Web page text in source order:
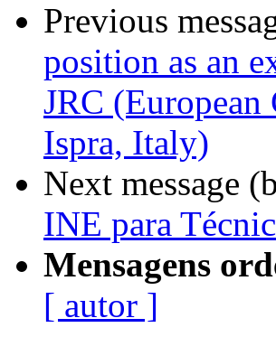
Previous
position as an
JRC (European
Ispra, Italy)
Next message
INE para
Mensagens
[ autor ]